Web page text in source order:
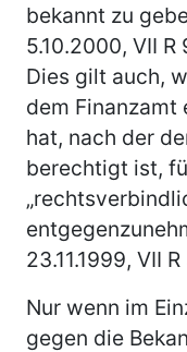
bekannt zu
5.10.2000, VII
Dies gilt auch,
dem Finanzamt
hat, nach der
berechtigt ist,
23.11.1999, VII
Nur wenn im
gegen die